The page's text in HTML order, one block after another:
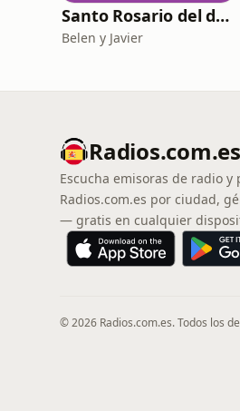
Santo Rosario del día. 🙏 Reza con nosotros en castellano 🇪🇸
Belen y Javier
Radios.com.es
Escucha emisoras de radio y
Radios.com.es por ciudad,
— gratis en cualquier
© 2026 Radios.com.es. Todos los